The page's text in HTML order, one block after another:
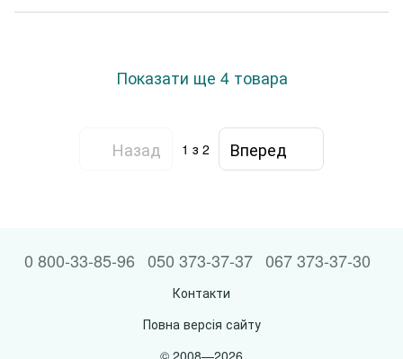
Показати ще 4 товара
Назад 1 з 2 Вперед
0 800-33-85-96 050 373-37-37 067 373-37-30
Контакти
Повна версія сайту
© 2008—2026